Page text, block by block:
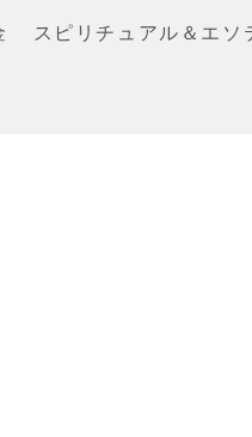
スピリチュアル＆エソ